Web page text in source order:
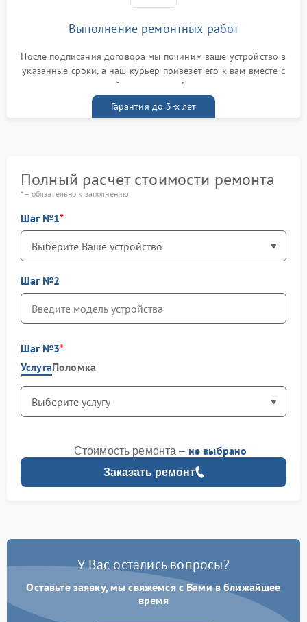
Выполнение ремонтных работ
После подписания договора мы починим ваше устройство в
указанные сроки, а наш курьер привезет его к вам вместе с
гарантийным талоном бесплатно
Гарантия до 3-х лет
Полный расчет стоимости ремонта
* – обязательно к заполнению
Шаг №1
Шаг №2
Шаг №3
УслугаПоломка
Заказать ремонт
Стоимость ремонта – не выбрано
У Вас остались вопросы?
Оставьте заявку, мы свяжемся с Вами в ближайшее
время